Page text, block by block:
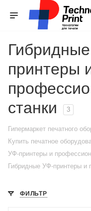
принтеры
станки
3
Гипермаркет печатного
Купить печатное
УФ-принтеры и
Гибридные УФ-принтеры и
ФИЛЬТР